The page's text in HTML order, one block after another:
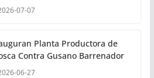
07-07
Planta Productora de
Contra Gusano Barrenador
06-27